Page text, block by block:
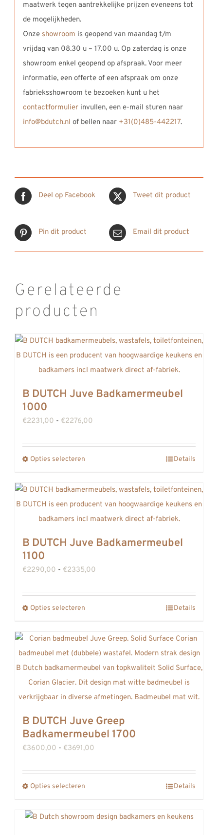
maatwerk tegen aantrekkelijke prijzen eveneens tot
de mogelijkheden.
Onze showroom is geopend van maandag t/m
vrijdag van 08.30 u – 17.00 u. Op zaterdag is onze
showroom enkel geopend op afspraak. Voor meer
informatie, een offerte of een afspraak om onze
fabrieksshowroom te bezoeken kunt u het
contactformulierinvullen, een e-mail sturen naar
info@bdutch.nl of bellen naar +31(0)485-442217.
Deel op Facebook Tweet dit product
Pin dit product Email dit product
Gerelateerde
producten
B DUTCH Juve Badkamermeubel
1000
€2231,00 - €2276,00
tot
Opties selecteren
heeft
meerdere
variaties.
optie
worden
productpagina
Details
B DUTCH Juve Badkamermeubel
1100
€2290,00 - €2335,00
tot
Opties selecteren
heeft
meerdere
variaties.
Deze
optie
gekozen
de
Details
B DUTCH Juve Greep
Badkamermeubel 1700
€3600,00 - €3691,00
tot
Opties selecteren
heeft
Details